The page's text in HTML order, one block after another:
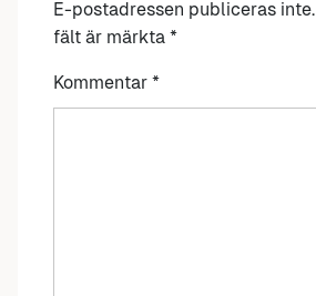
E-postadressen publiceras inte.
fält är märkta *
Kommentar *